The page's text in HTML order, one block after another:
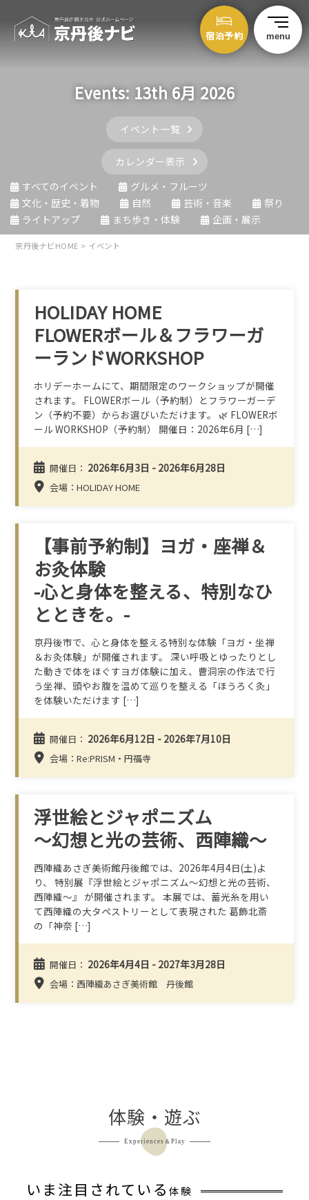
宿泊予約 menu
Events: 13th 6月 2026
イベント一覧
カレンダー表示
すべてのイベント
グルメ・フルーツ
文化・歴史・着物
自然 芸術・音楽
祭り
ライトアップ
まち歩き・体験 企画・展示
京丹後ナビHOME > イベント
HOLIDAY HOME
FLOWERボール＆フラワーガ
ーランドWORKSHOP
ホリデーホームにて、期間限定のワークショップが開催
されます。 FLOWERボール（予約制）とフラワーガーデ
ン（予約不要）からお選びいただけます。 🌿 FLOWERボ
ール WORKSHOP（予約制） 開催日：2026年6月 […]
開催日： 2026年6月3日 - 2026年6月28日
会場：HOLIDAY HOME
【事前予約制】ヨガ・座禅＆
お灸体験
-心と身体を整える、特別なひ
とときを。-
京丹後市で、心と身体を整える特別な体験「ヨガ・坐禅
＆お灸体験」が開催されます。 深い呼吸とゆったりとし
た動きで体をほぐすヨガ体験に加え、曹洞宗の作法で行
う坐禅、頭やお腹を温めて巡りを整える「ほうろく灸」
を体験いただけます […]
開催日： 2026年6月12日 - 2026年7月10日
会場：Re:PRISM・円福寺
浮世絵とジャポニズム
～幻想と光の芸術、西陣織～
西陣織あさぎ美術館丹後館では、2026年4月4日(土)よ
り、 特別展『浮世絵とジャポニズム～幻想と光の芸術、
西陣織～』 が開催されます。 本展では、蓄光糸を用い
て西陣織の大タペストリーとして表現された 葛飾北斎
の「神奈 […]
開催日： 2026年4月4日 - 2027年3月28日
会場：西陣織あさぎ美術館 丹後館
体験・遊ぶ
Experiences＆Play
いま注目されている 体験